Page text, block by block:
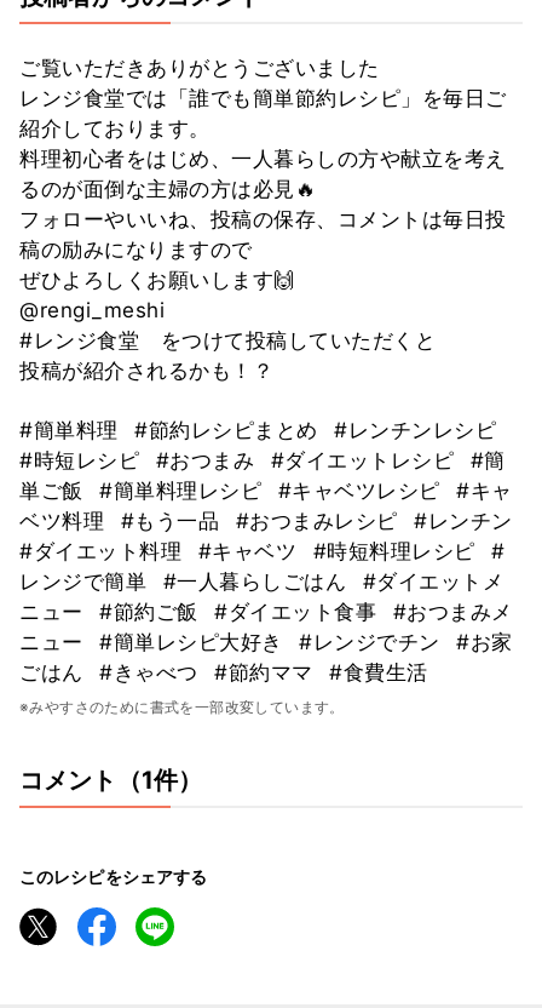
ご覧いただきありがとうございました
レンジ食堂では「誰でも簡単節約レシピ」を毎日ご
紹介しております。
料理初心者をはじめ、一人暮らしの方や献立を考え
るのが面倒な主婦の方は必見🔥
フォローやいいね、投稿の保存、コメントは毎日投
稿の励みになりますので
ぜひよろしくお願いします🙌
@rengi_meshi
#レンジ食堂 をつけて投稿していただくと
投稿が紹介されるかも！？
#簡単料理 #節約レシピまとめ
#レンチンレシピ
#時短レシピ
#おつまみ #ダイエットレシピ
#簡
単ご飯
#簡単料理レシピ #キャベツレシピ
#キャ
ベツ料理
#もう一品 #おつまみレシピ
#レンチン
#ダイエット料理
#キャベツ #時短料理レシピ
#
レンジで簡単
#一人暮らしごはん
#ダイエットメ
ニュー
#節約ご飯 #ダイエット食事
#おつまみメ
ニュー
#簡単レシピ大好き #レンジでチン
#お家
ごはん
#きゃべつ #節約ママ #食費生活
※みやすさのために書式を一部改変しています。
コメント（1件）
このレシピをシェアする